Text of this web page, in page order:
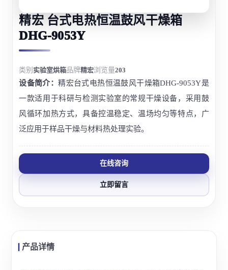
精宏 台式电热恒温鼓风干燥箱
DHG-9053Y
类别 实验室烘箱品牌精宏浏览量203
设备简介：精宏台式电热恒温鼓风干燥箱DHG-9053Y是
一款适用于科研与检测实验室的常规干燥设备，采用鼓
风循环加热方式，具备控温稳定、温场均匀等特点，广
泛应用于样品干燥与材料热处理实验。
在线咨询
立即留言
产品详情